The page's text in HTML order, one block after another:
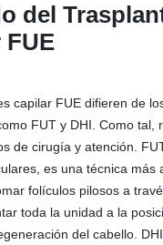
del
FUE
capilar FUE difieren de
FUT y DHI. Como tal,
de cirugía y atención.
es una técnica más
folículos pilosos a
toda la unidad a la
del cabello.